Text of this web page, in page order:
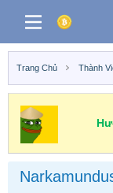
Trang Chủ Thành